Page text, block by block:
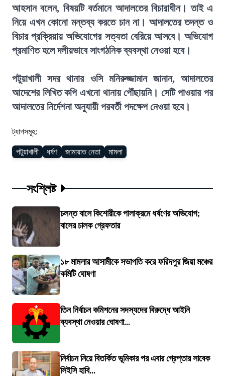
আহসান বলেন, বিষয়টি বর্তমানে আদালতের বিচারাধীন। তাই এ
নিয়ে এখন কোনো মন্তব্য করতে চান না। আদালতের তদন্ত ও
বিচার প্রক্রিয়ায় অভিযোগের সত্যতা বেরিয়ে আসবে। অভিযোগ
প্রমাণিত হলে দলীয়ভাবে সাংগঠনিক ব্যবস্থা নেওয়া হবে।
পটুয়াখালী সদর থানার ওসি মনিরুজ্জামান জানান, আদালতের
আদেশের লিখিত কপি এখনো থানায় পৌঁছায়নি। সেটি পাওয়ার পর
আদালতের নির্দেশনা অনুযায়ী পরবর্তী পদক্ষেপ নেওয়া হবে।
ট্যাগসমূহ:
পটুয়াখালী ধর্ষণ জামায়াত নেতা মামলা
সংশ্লিষ্ট
চলন্ত বাসে কিশোরীকে পালাক্রমে ধর্ষণের অভিযোগ;
বাসের চালক গ্রেফতার
১৮ মামলার আসামীকে সভাপতি করে ফরিদপুর জিয়া মঞ্চের
কমিটি ঘোষণা
তিন নির্বাচন কমিশনের সদস্যদের বিরুদ্ধে আইনি
ব্যবস্থা নেওয়ার ঘোষণা...
নির্বাচন নিয়ে বিতর্কিত ভূমিকার পর এবার গ্রেপ্তার সাবেক
সিইসি হাবি...